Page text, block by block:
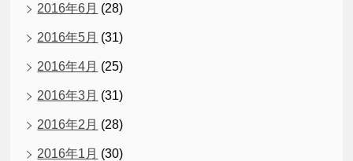
2016年6月 (28)
2016年5月 (31)
2016年4月 (25)
2016年3月 (31)
2016年2月 (28)
2016年1月 (30)